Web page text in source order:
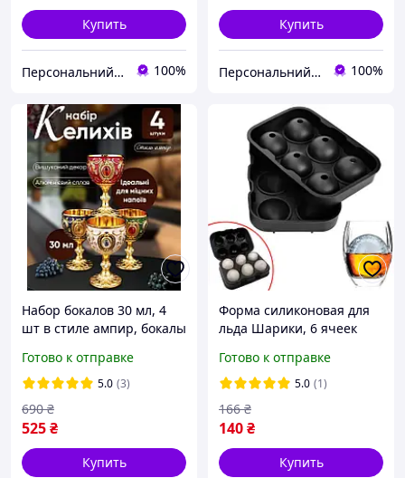
Купить
Персональний Друк 100%
Купить
Персональний Друк 100%
Набор бокалов 30 мл, 4
шт в стиле ампир, бокалы
рома или абсента
Готово к отправке
5.0 (3)
525₴
690 ₴
Купить
Форма силиконовая для
льда Шарики, 6 ячеек
виски
Готово к отправке
5.0 (1)
140₴
166 ₴
Купить